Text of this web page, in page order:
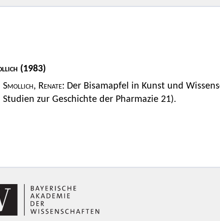
(1983)
Smollich, Renate: Der Bisamapfel in Kunst und
Studien zur Geschichte der Pharmazie 21).